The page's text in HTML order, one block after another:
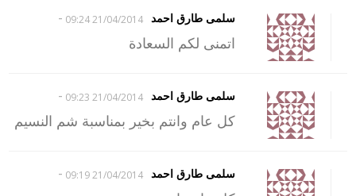
سلمى طارق احمد 21/04/2014 09:24
-
اتمنى لكم السعادة
سلمى طارق احمد 21/04/2014 09:23
-
كل عام وانتم بخير بمناسبة شم النسيم
سلمى طارق احمد 21/04/2014 09:19
-